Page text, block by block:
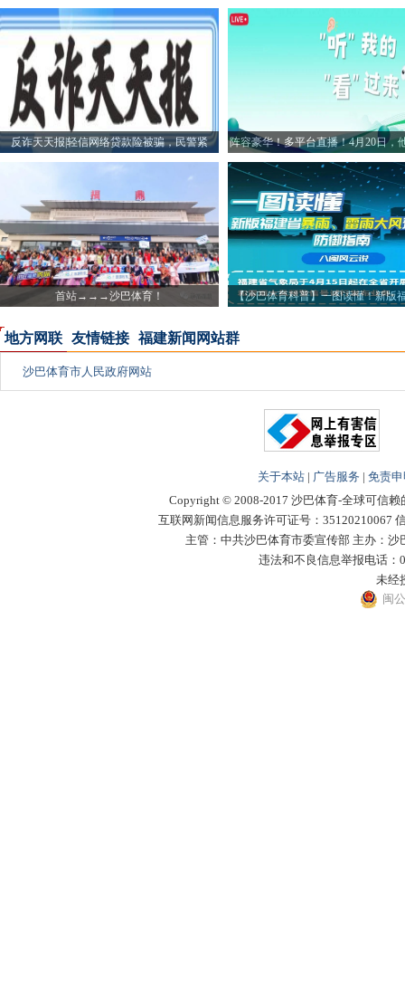
反诈天天报|轻信网络贷款险被骗，民警紧 阵容豪华！多平台直播！4月20日，
首站→→→沙巴体育！
【沙巴体育科普】一图读懂！新版
地方网联 友情链接 福建新闻网站群
沙巴体育市人民政府网站
关于本站 | 广告服务 | 免责
Copyright © 2008-2017 沙巴体育-全球可信赖
互联网新闻信息服务许可证号：35120210067
主管：中共沙巴体育市委宣传部 主办：
违法和不良信息举报电话：
未经
闽